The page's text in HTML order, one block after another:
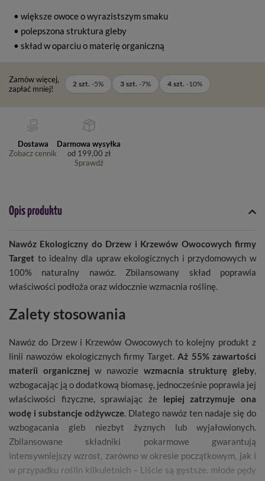
• większe owoce o wyrazistszym smaku
• polepszona struktura gleby
• skład w oparciu o materię organiczną
Zamów więcej,
zapłać mniej!
2 szt. -5% 3 szt. -7% 4 szt. -10%
Dostawa
Zobacz cennik
Darmowa wysyłka
od 199,00 zł
Sprawdź
Opis produktu
Nawóz Ekologiczny do Drzew i Krzewów Owocowych firmy
Target to idealny dla upraw ekologicznych i przydomowych w
100% naturalny nawóz. Zbilansowany skład poprawia
właściwości podłoża oraz widocznie wzmacnia roślinę.
Zalety stosowania
Nawóz do Drzew i Krzewów Owocowych to kolejny produkt z
linii nawozów ekologicznych firmy Target.Aż 55% zawartości
materii organicznej w nawozie wzmacnia strukturę gleby,
wzbogacając ją o dodatkową biomasę, jednocześnie poprawia jej
właściwości fizyczne, sprawiając że lepiej zatrzymuje ona
wodę i substancje odżywcze. Dlatego nawóz ten nadaje się do
wzbogacania gleb niezbyt żyznych lub wyjałowionych.
Zbilansowane składniki pokarmowe gwarantują
intensywniejszy wzrost, zarówno w okresie początkowym, jak i
w przypadku roślin kilkuletnich – Liście są gęstsze, młode pędy